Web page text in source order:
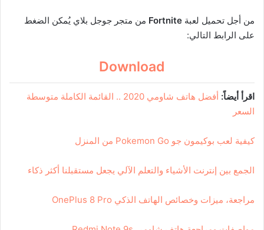
من أجل تحميل لعبة Fortnite من متجر جوجل بلاي يُمكن الضغط
على الرابط التالي:
Download
اقرأ أيضاً:
أفضل هاتف شاومي 2020 .. القائمة الكاملة متوسطة
السعر
كيفية لعب بوكيمون جو Pokemon Go من المنزل
الجمع بين إنترنت الأشياء والتعلم الآلي يجعل مستقبلنا أكثر ذكاء
مراجعة، ميزات وخصائص الهاتف الذكي OnePlus 8 Pro